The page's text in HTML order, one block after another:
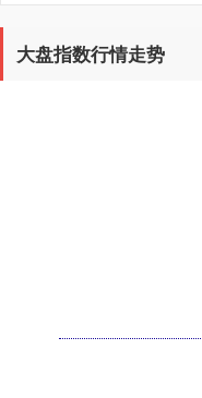
大盘指数行情走势